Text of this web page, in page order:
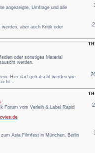
angezeigte, Umfrage und alle
aber auch Kritik oder
oder sonstiges Material
werden.
Hier darf getratscht werden wie
Forum vom Verleih & Label Rapid
Asia Filmfest in München, Berlin